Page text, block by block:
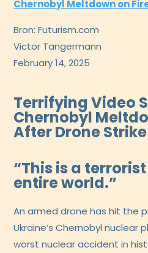
Chernobyl Meltdown on
Bron: Futurism.com
Victor Tangermann
February 14, 2025
Terrifying Video
Chernobyl
After Drone Strike
“This is a
entire world.”
An armed drone has hit the
Ukraine’s Chernobyl nuclear
worst nuclear accident in